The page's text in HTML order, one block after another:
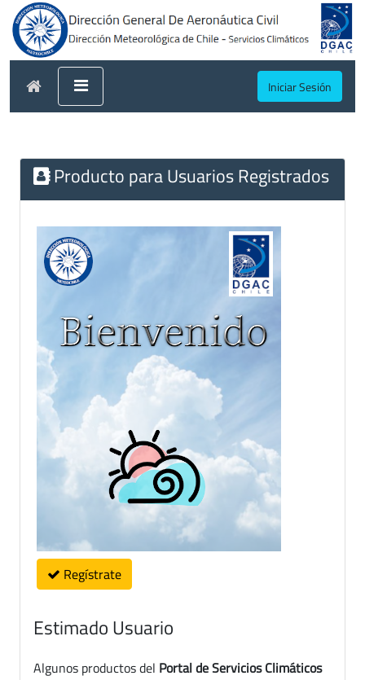
Iniciar Sesión
Producto para Usuarios Registrados
Regístrate
Estimado Usuario
Algunos productos del Portal de Servicios Climáticos